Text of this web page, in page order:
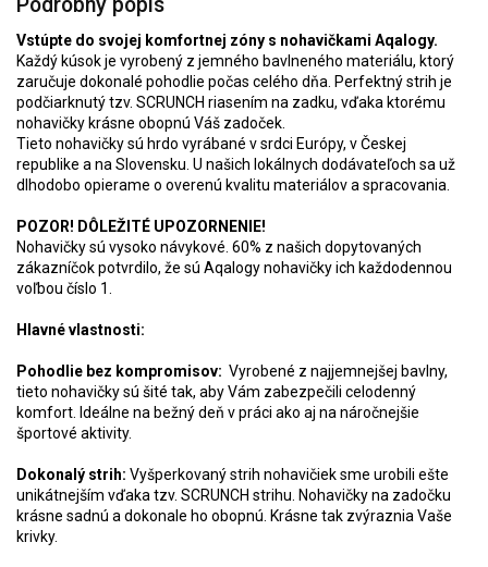
Vstúpte do svojej komfortnej zóny s nohavičkami Aqalogy.
Každý kúsok je vyrobený z jemného bavlneného materiálu, ktorý
zaručuje dokonalé pohodlie počas celého dňa. Perfektný strih je
podčiarknutý tzv. SCRUNCH riasením na zadku, vďaka ktorému
nohavičky krásne obopnú Váš zadoček.
Tieto nohavičky sú hrdo vyrábané v srdci Európy, v Českej
republike a na Slovensku. U našich lokálnych dodávateľoch sa už
dlhodobo opierame o overenú kvalitu materiálov a spracovania.
POZOR! DÔLEŽITÉ UPOZORNENIE!
Nohavičky sú vysoko návykové. 60% z našich dopytovaných
zákazníčok potvrdilo, že sú Aqalogy nohavičky ich každodennou
voľbou číslo 1.
Hlavné vlastnosti:
Pohodlie bez kompromisov: Vyrobené z najjemnejšej bavlny,
tieto nohavičky sú šité tak, aby Vám zabezpečili celodenný
komfort. Ideálne na bežný deň v práci ako aj na náročnejšie
športové aktivity.
Dokonalý strih: Vyšperkovaný strih nohavičiek sme urobili ešte
unikátnejším vďaka tzv. SCRUNCH strihu. Nohavičky na zadočku
krásne sadnú a dokonale ho obopnú. Krásne tak zvýraznia Vaše
krivky.